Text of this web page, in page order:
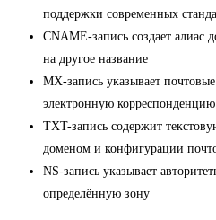
поддержки современных
CNAME-запись создает алиас
на другое название
MX-запись указывает
электронную
TXT-запись содержит
доменом и конфигурации
NS-запись указывает
определённую зону